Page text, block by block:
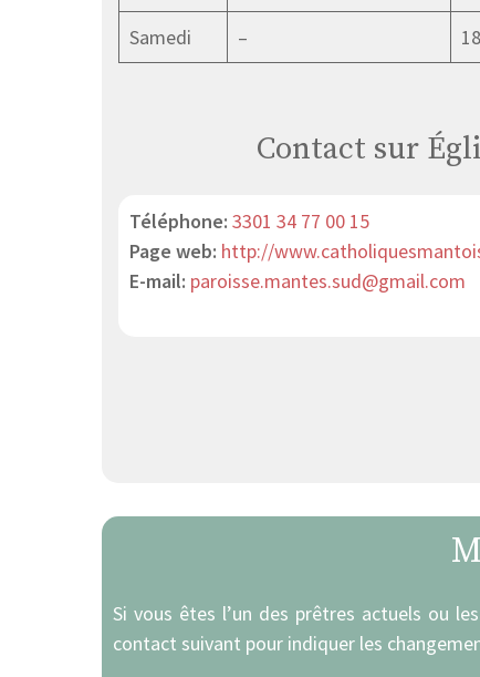
Samedi
–
Contact sur
Téléphone: 3301 34 77 00 15
Page web: http://
E-mail: paroisse.mantes.sud@gmail.com
Si vous êtes l’un des prêtres actuels ou
contact suivant pour indiquer les